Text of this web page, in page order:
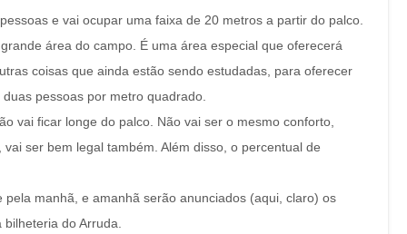
e vai ocupar uma faixa de 20 metros a partir do palco.
área do campo. É uma área especial que oferecerá
coisas que ainda estão sendo estudadas, para oferecer
pessoas por metro quadrado.
vai ficar longe do palco. Não vai ser o mesmo conforto,
ser bem legal também. Além disso, o percentual de
manhã, e amanhã serão anunciados (aqui, claro) os
do Arruda.